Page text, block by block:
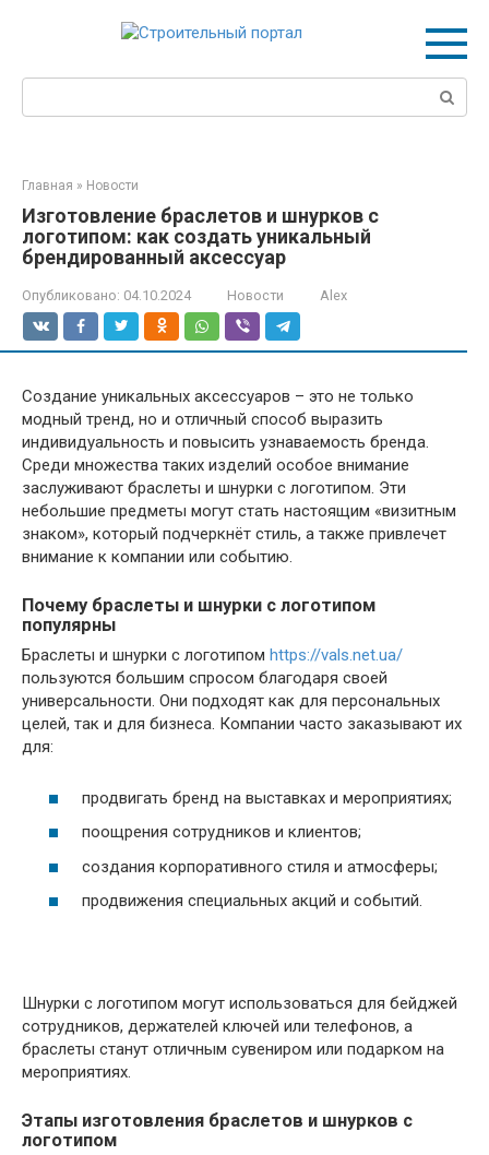
Поиск:
Главная » Новости
Изготовление браслетов и шнурков с
логотипом: как создать уникальный
брендированный аксессуар
Опубликовано: 04.10.2024 Новости Alex
Создание уникальных аксессуаров – это не только
модный тренд, но и отличный способ выразить
индивидуальность и повысить узнаваемость бренда.
Среди множества таких изделий особое внимание
заслуживают браслеты и шнурки с логотипом. Эти
небольшие предметы могут стать настоящим «визитным
знаком», который подчеркнёт стиль, а также привлечет
внимание к компании или событию.
Почему браслеты и шнурки с логотипом
популярны
Браслеты и шнурки с логотипом https://vals.net.ua/
пользуются большим спросом благодаря своей
универсальности. Они подходят как для персональных
целей, так и для бизнеса. Компании часто заказывают их
для:
продвигать бренд на выставках и мероприятиях;
поощрения сотрудников и клиентов;
создания корпоративного стиля и атмосферы;
продвижения специальных акций и событий.
Шнурки с логотипом могут использоваться для бейджей
сотрудников, держателей ключей или телефонов, а
браслеты станут отличным сувениром или подарком на
мероприятиях.
Этапы изготовления браслетов и шнурков с
логотипом